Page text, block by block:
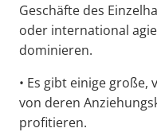
Geschäfte des
oder international
dominieren.
• Es gibt einige große,
von deren
profitieren.